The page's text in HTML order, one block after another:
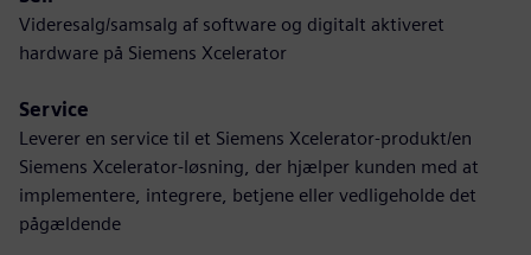
Videresalg/samsalg af software og digitalt aktiveret
hardware på Siemens Xcelerator
Service
Leverer en service til et Siemens Xcelerator-produkt/en
Siemens Xcelerator-løsning, der hjælper kunden med at
implementere, integrere, betjene eller vedligeholde det
pågældende